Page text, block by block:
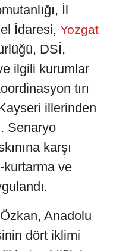
İl
İdaresi, Yozgat
DSİ,
ilgili kurumlar
tırı
illerinden
Senaryo
karşı
kurtarma ve
Anadolu
dört iklimi